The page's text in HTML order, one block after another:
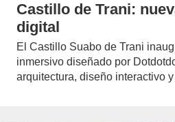
Castillo de Trani:
digital
El Castillo Suabo de Trani
inmersivo diseñado por
arquitectura, diseño interactivo